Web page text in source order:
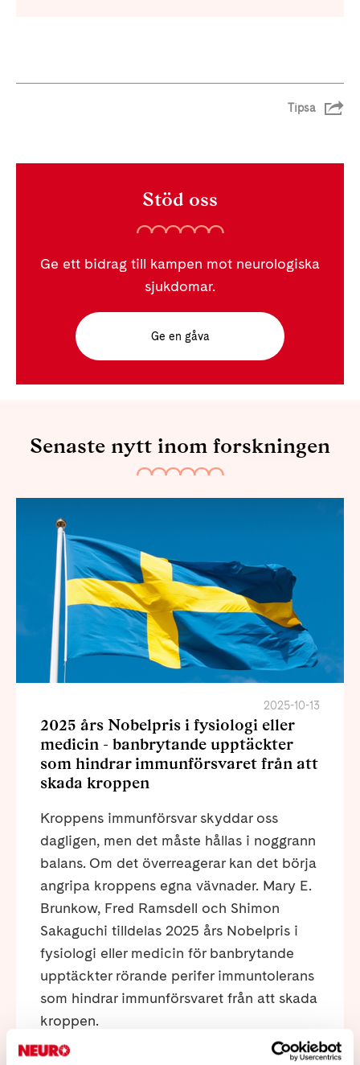
Tipsa
Stöd oss
Ge ett bidrag till kampen mot neurologiska
sjukdomar.
Ge en gåva
Senaste nytt inom forskningen
2025-10-13
2025 års Nobelpris i fysiologi eller
medicin - banbrytande upptäckter
som hindrar immunförsvaret från att
skada kroppen
Kroppens immunförsvar skyddar oss
dagligen, men det måste hållas i noggrann
balans. Om det överreagerar kan det börja
angripa kroppens egna vävnader. Mary E.
Brunkow, Fred Ramsdell och Shimon
Sakaguchi tilldelas 2025 års Nobelpris i
fysiologi eller medicin för banbrytande
upptäckter rörande perifer immuntolerans
som hindrar immunförsvaret från att skada
kroppen.
Läs mer